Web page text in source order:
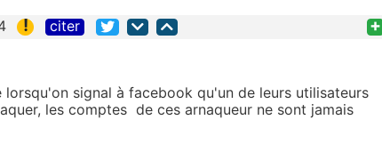
! citer +
signal à facebook qu'un de leurs utilisateurs
les comptes de ces arnaqueur ne sont jamais